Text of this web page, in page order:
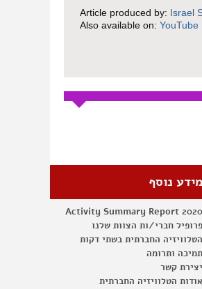
Article produced by: Israel
Also available on: YouTube
מידע נוסף
Activity Summary Report 2020
פרופיל חברי/ות הצוות שלנו
הטלוויזיה החברתית בשתי דקות
תמיכה ותרומה
יצירת קשר
אודות הטלוויזיה החברתית